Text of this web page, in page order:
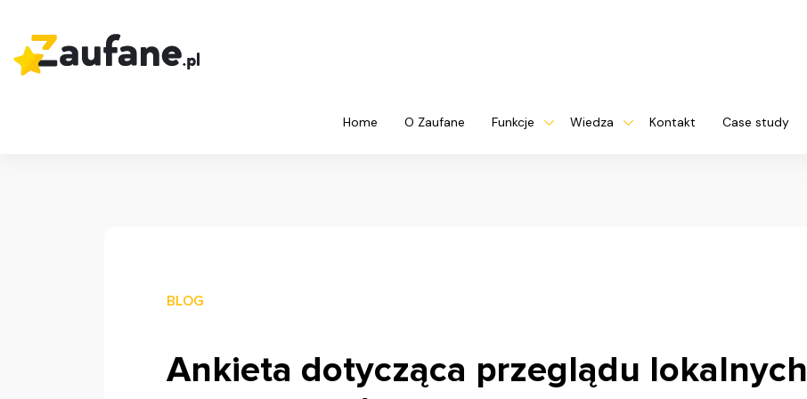
Home O Zaufane Funkcje Wiedza Kontakt Case study
BLOG
Ankieta dotycząca przeglądu lokalnych